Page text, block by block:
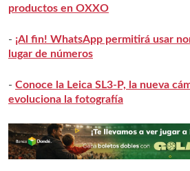
productos en OXXO
- ¡Al fin! WhatsApp permitirá usar
lugar de números
- Conoce la Leica SL3-P, la nueva
evoluciona la fotografía